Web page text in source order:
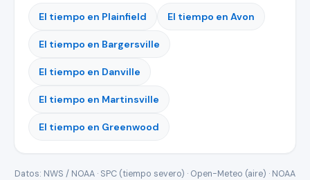
El tiempo en Plainfield El tiempo en Avon
El tiempo en Bargersville
El tiempo en Danville
El tiempo en Martinsville
El tiempo en Greenwood
Datos: NWS / NOAA · SPC (tiempo severo) · Open-Meteo (aire) · NOAA